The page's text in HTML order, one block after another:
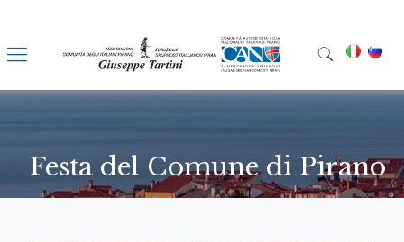
Festa del Comune di Pirano